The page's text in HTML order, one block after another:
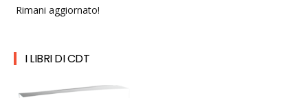
Rimani aggiornato!
I LIBRI DI CDT